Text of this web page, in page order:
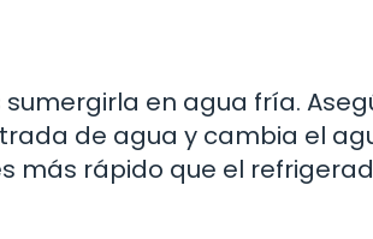
en agua fría.
de agua y cambia el
más rápido que el